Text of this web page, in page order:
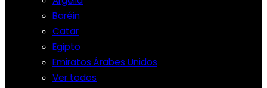
Baréin
Catar
Egipto
Emiratos Árabes Unidos
Ver todos